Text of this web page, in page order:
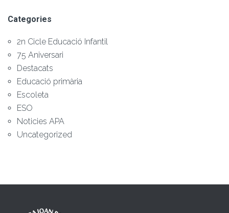
Categories
2n Cicle Educació Infantil
75 Aniversari
Destacats
Educació primària
Escoleta
ESO
Noticies APA
Uncategorized